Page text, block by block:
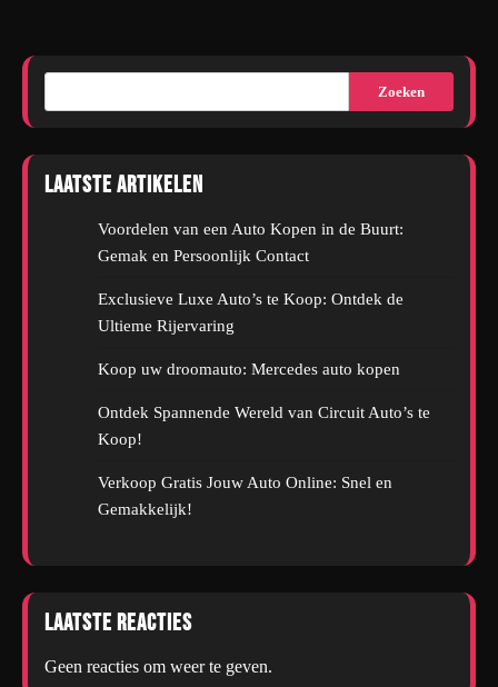
Zoeken
Laatste artikelen
Voordelen van een Auto Kopen in de Buurt:
Gemak en Persoonlijk Contact
Exclusieve Luxe Auto’s te Koop: Ontdek de
Ultieme Rijervaring
Koop uw droomauto: Mercedes auto kopen
Ontdek Spannende Wereld van Circuit Auto’s te
Koop!
Verkoop Gratis Jouw Auto Online: Snel en
Gemakkelijk!
Laatste reacties
Geen reacties om weer te geven.